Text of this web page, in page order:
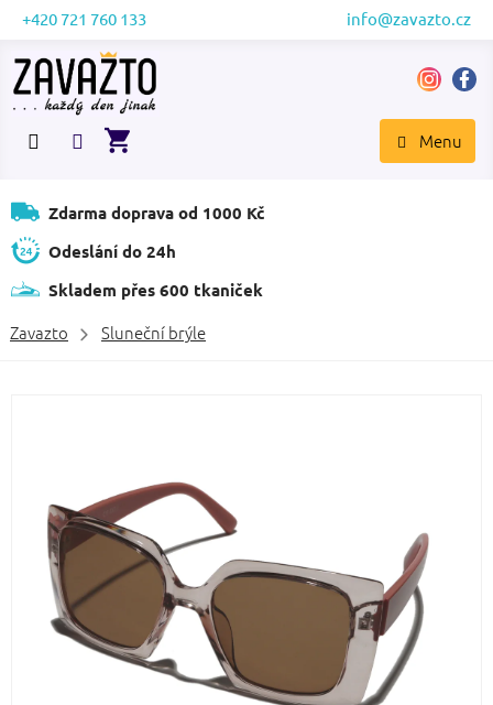
Přejít
obsah
+420 721 760 133 info@zavazto.cz
NÁKUPNÍ
Zdarma doprava od 1000 Kč
Odeslání do 24h
Skladem přes 600 tkaniček
Zavazto Sluneční brýle